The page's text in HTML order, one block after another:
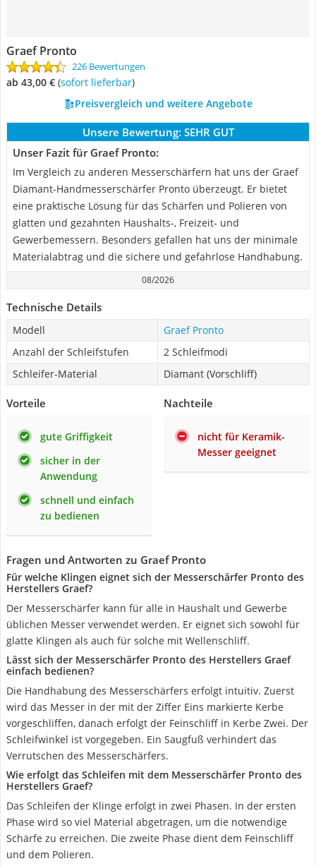
Graef Pronto
226 Bewertungen
ab 43,00 € ( Sofort lieferbar)
Preisvergleich und weitere Angebote
Unsere Bewertung: SEHR GUT
Unser Fazit für Graef Pronto:
Im Vergleich zu anderen Messerschärfern hat uns der Graef
Diamant-Handmesserschärfer Pronto überzeugt. Er bietet
eine praktische Lösung für das Schärfen und Polieren von
glatten und gezahnten Haushalts-, Freizeit- und
Gewerbemessern. Besonders gefallen hat uns der minimale
Materialabtrag und die sichere und gefahrlose Handhabung.
08/2026
Technische Details
Modell
Graef Pronto
Anzahl der Schleifstufen
2 Schleifmodi
Schleifer-Material
Diamant (Vorschliff)
Vorteile
gute Griffigkeit
sicher in der
Anwendung
schnell und einfach
zu bedienen
Nachteile
nicht für Keramik-
Messer geeignet
Fragen und Antworten zu Graef Pronto
Für welche Klingen eignet sich der Messerschärfer Pronto des
Herstellers Graef?
Der Messerschärfer kann für alle in Haushalt und Gewerbe
üblichen Messer verwendet werden. Er eignet sich sowohl für
glatte Klingen als auch für solche mit Wellenschliff.
Lässt sich der Messerschärfer Pronto des Herstellers Graef
einfach bedienen?
Die Handhabung des Messerschärfers erfolgt intuitiv. Zuerst
wird das Messer in der mit der Ziffer Eins markierte Kerbe
vorgeschliffen, danach erfolgt der Feinschliff in Kerbe Zwei. Der
Schleifwinkel ist vorgegeben. Ein Saugfuß verhindert das
Verrutschen des Messerschärfers.
Wie erfolgt das Schleifen mit dem Messerschärfer Pronto des
Herstellers Graef?
Das Schleifen der Klinge erfolgt in zwei Phasen. In der ersten
Phase wird so viel Material abgetragen, um die notwendige
Schärfe zu erreichen. Die zweite Phase dient dem Feinschliff
und dem Polieren.